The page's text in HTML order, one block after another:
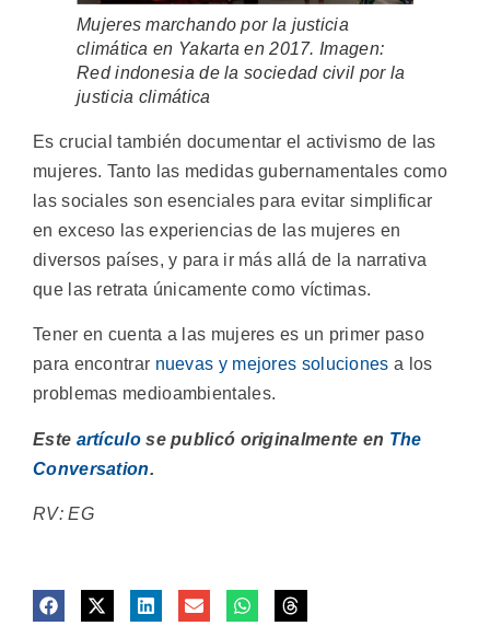
Mujeres marchando por la justicia
climática en Yakarta en 2017. Imagen:
Red indonesia de la sociedad civil por la
justicia climática
Es crucial también documentar el activismo de las
mujeres. Tanto las medidas gubernamentales como
las sociales son esenciales para evitar simplificar
en exceso las experiencias de las mujeres en
diversos países, y para ir más allá de la narrativa
que las retrata únicamente como víctimas.
Tener en cuenta a las mujeres es un primer paso
para encontrar nuevas y mejores soluciones a los
problemas medioambientales.
Este artículose publicó originalmente en The
Conversation.
RV: EG